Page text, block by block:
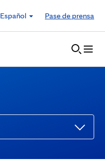
Español
Pase de prensa